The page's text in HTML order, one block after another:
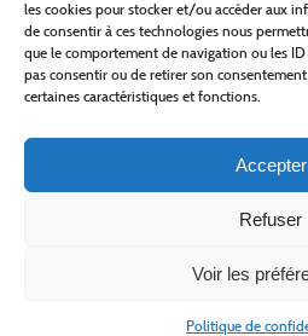
les cookies pour stocker et/ou accéder aux
de consentir à ces technologies nous
que le comportement de navigation ou les
pas consentir ou de retirer son
certaines caractéristiques et fonctions.
Accepter
Refuser
Voir les
Politique de
Site internet cofinancé par le fonds européen
L'Europe investit dans les
Office de Tourisme des Cévennes au